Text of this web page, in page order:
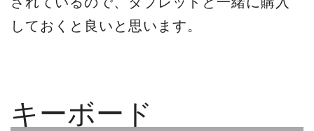
しておくと良いと思います。
キーボード